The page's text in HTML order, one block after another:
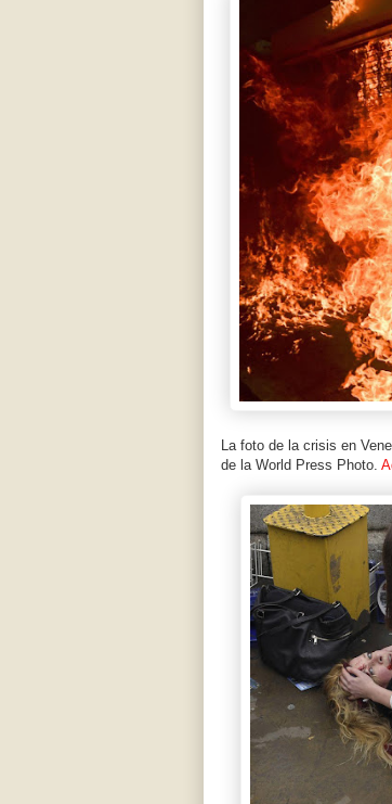
La foto de la crisis en
de la World Press Photo.